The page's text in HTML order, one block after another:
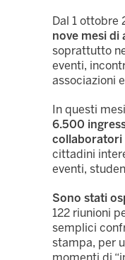
Dal 1 ottobre
nove mesi di
soprattutto
eventi,
associazioni
In questi
6.500
collaboratori
cittadini
eventi,
Sono stati
122 riunioni
semplici
stampa, per